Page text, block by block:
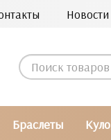
Новости
Браслеты